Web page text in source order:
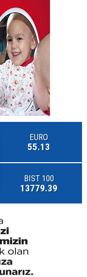
EURO
55.13
BIST 100
13779.39